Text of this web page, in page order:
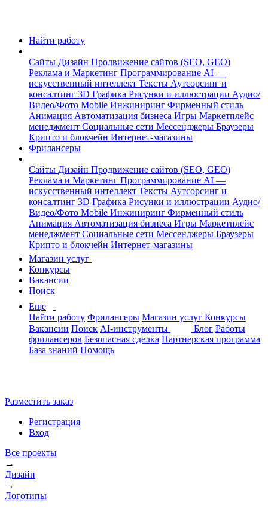
Найти работу
Сайты Дизайн Продвижение сайтов (SEO, GEO)
Реклама и Маркетинг Программирование AI —
искусственный интеллект Тексты Аутсорсинг и
консалтинг 3D Графика Рисунки и иллюстрации Аудио/
Видео/Фото Mobile Инжиниринг Фирменный стиль
Анимация Автоматизация бизнеса Игры Маркетплейс
менеджмент Социальные сети Мессенджеры Браузеры
Крипто и блокчейн Интернет-магазины
Фрилансеры
Сайты Дизайн Продвижение сайтов (SEO, GEO)
Реклама и Маркетинг Программирование AI —
искусственный интеллект Тексты Аутсорсинг и
консалтинг 3D Графика Рисунки и иллюстрации Аудио/
Видео/Фото Mobile Инжиниринг Фирменный стиль
Анимация Автоматизация бизнеса Игры Маркетплейс
менеджмент Социальные сети Мессенджеры Браузеры
Крипто и блокчейн Интернет-магазины
Магазин услуг
Конкурсы
Вакансии
Поиск
Еще
Найти работу Фрилансеры Магазин услуг Конкурсы
Вакансии Поиск AI-инструменты Блог Работы
фрилансеров Безопасная сделка Партнерская программа
База знаний Помощь
Разместить заказ
Регистрация
Вход
Все проекты
→
Дизайн
→
Логотипы